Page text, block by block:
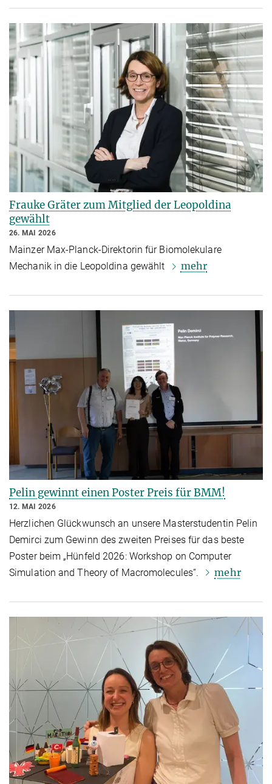
Frauke Gräter zum Mitglied der Leopoldina
gewählt
26. MAI 2026
Mainzer Max-Planck-Direktorin für Biomolekulare
Mechanik in die Leopoldina gewählt
mehr
Pelin gewinnt einen Poster Preis für BMM!
12. MAI 2026
Herzlichen Glückwunsch an unsere Masterstudentin Pelin
Demirci zum Gewinn des zweiten Preises für das beste
Poster beim „Hünfeld 2026: Workshop on Computer
Simulation and Theory of Macromolecules“.
mehr